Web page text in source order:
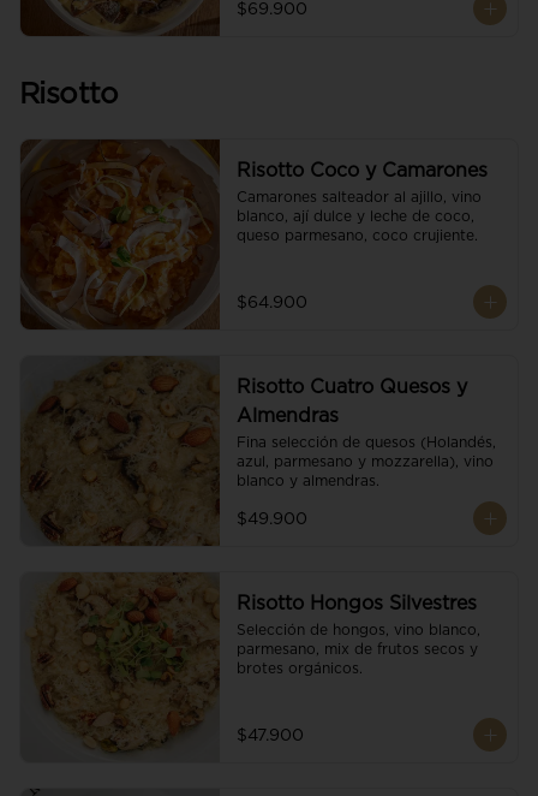
$69.900
Risotto
Risotto Coco y Camarones
Camarones salteador al ajillo, vino
blanco, ají dulce y leche de coco,
queso parmesano, coco crujiente.
$64.900
Risotto Cuatro Quesos y
Almendras
Fina selección de quesos (Holandés,
azul, parmesano y mozzarella), vino
blanco y almendras.
$49.900
Risotto Hongos Silvestres
Selección de hongos, vino blanco,
parmesano, mix de frutos secos y
brotes orgánicos.
$47.900